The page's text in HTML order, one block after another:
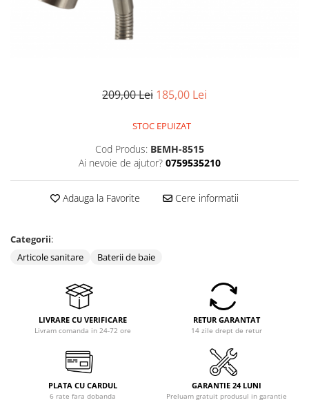
209,00 Lei 185,00 Lei
STOC EPUIZAT
Cod Produs: BEMH-8515
Ai nevoie de ajutor? 0759535210
Adauga la Favorite Cere informatii
Categorii:
Articole sanitare
Baterii de baie
LIVRARE CU VERIFICARE
Livram comanda in 24-72 ore
RETUR GARANTAT
14 zile drept de retur
PLATA CU CARDUL
6 rate fara dobanda
GARANTIE 24 LUNI
Preluam gratuit produsul in garantie